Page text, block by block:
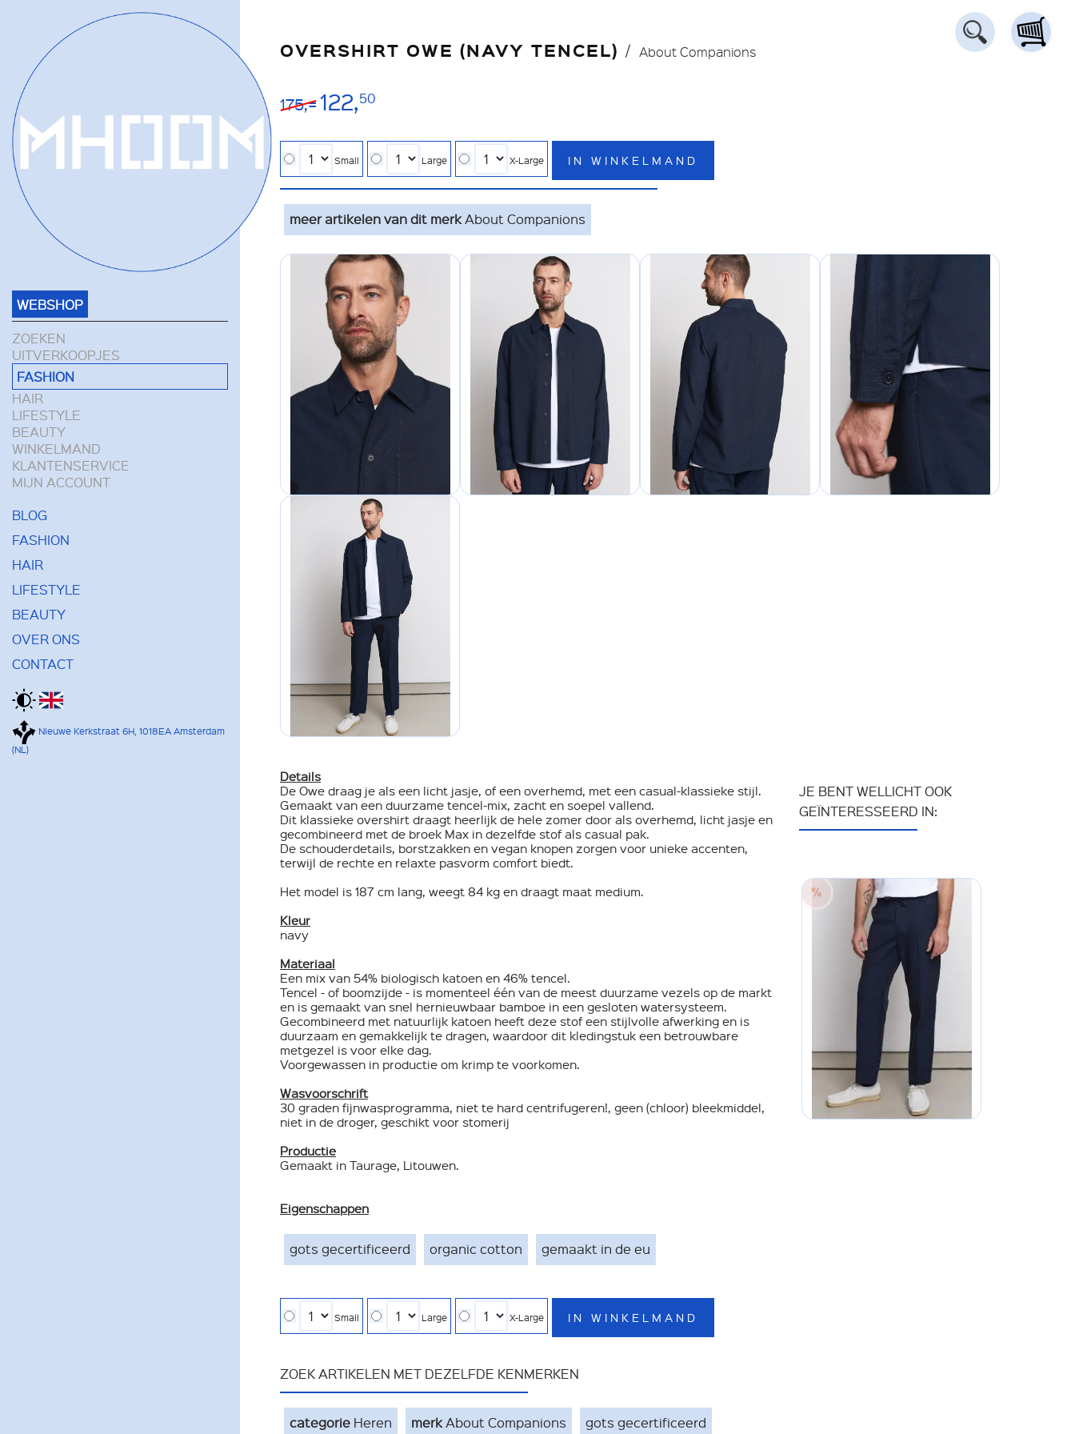
WEBSHOP
ZOEKEN
UITVERKOOPJES
FASHION
HAIR
LIFESTYLE
BEAUTY
WINKELMAND
KLANTENSERVICE
MIJN ACCOUNT
BLOG
FASHION
HAIR
LIFESTYLE
BEAUTY
OVER ONS
CONTACT
Nieuwe Kerkstraat 6H, 1018EA Amsterdam
(NL)
OVERSHIRT OWE (NAVY TENCEL) About Companions
175,=122,50
Small Large X-Large IN WINKELMAND
meer artikelen van dit merkAbout Companions
Details
De Owe draag je als een licht jasje, of een overhemd, met een casual-klassieke stijl.
Gemaakt van een duurzame tencel-mix, zacht en soepel vallend.
Dit klassieke overshirt draagt heerlijk de hele zomer door als overhemd, licht jasje en
gecombineerd met de broek Max in dezelfde stof als casual pak.
De schouderdetails, borstzakken en vegan knopen zorgen voor unieke accenten,
terwijl de rechte en relaxte pasvorm comfort biedt.
Het model is 187 cm lang, weegt 84 kg en draagt ​​maat medium.
Kleur
navy
Materiaal
Een mix van 54% biologisch katoen en 46% tencel.
Tencel - of boomzijde - is momenteel één van de meest duurzame vezels op de markt
en is gemaakt van snel hernieuwbaar bamboe in een gesloten watersysteem.
Gecombineerd met natuurlijk katoen heeft deze stof een stijlvolle afwerking en is
duurzaam en gemakkelijk te dragen, waardoor dit kledingstuk een betrouwbare
metgezel is voor elke dag.
Voorgewassen in productie om krimp te voorkomen.
Wasvoorschrift
30 graden fijnwasprogramma, niet te hard centrifugeren!, geen (chloor) bleekmiddel,
niet in de droger, geschikt voor stomerij
Productie
Gemaakt in Taurage, Litouwen.
Eigenschappen
gots gecertificeerd organic cotton gemaakt in de eu
Small Large X-Large IN WINKELMAND
ZOEK ARTIKELEN MET DEZELFDE KENMERKEN
categorie Heren merkAbout Companions gots gecertificeerd
JE BENT WELLICHT OOK
GEÏNTERESSEERD IN:
40